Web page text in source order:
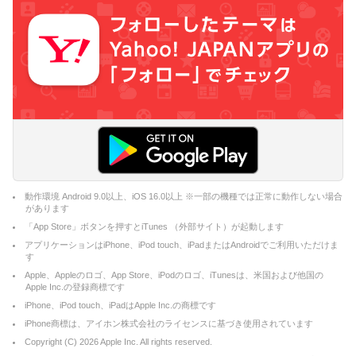
動作環境 Android 9.0以上、iOS 16.0以上 ※一部の機種では正常に動作しない場合
があります
「App Store」ボタンを押すとiTunes （外部サイト）が起動します
アプリケーションはiPhone、iPod touch、iPadまたはAndroidでご利用いただけま
す
Apple、Appleのロゴ、App Store、iPodのロゴ、iTunesは、米国および他国の
Apple Inc.の登録商標です
iPhone、iPod touch、iPadはApple Inc.の商標です
iPhone商標は、アイホン株式会社のライセンスに基づき使用されています
Copyright (C) 2026Apple Inc. All rights reserved.